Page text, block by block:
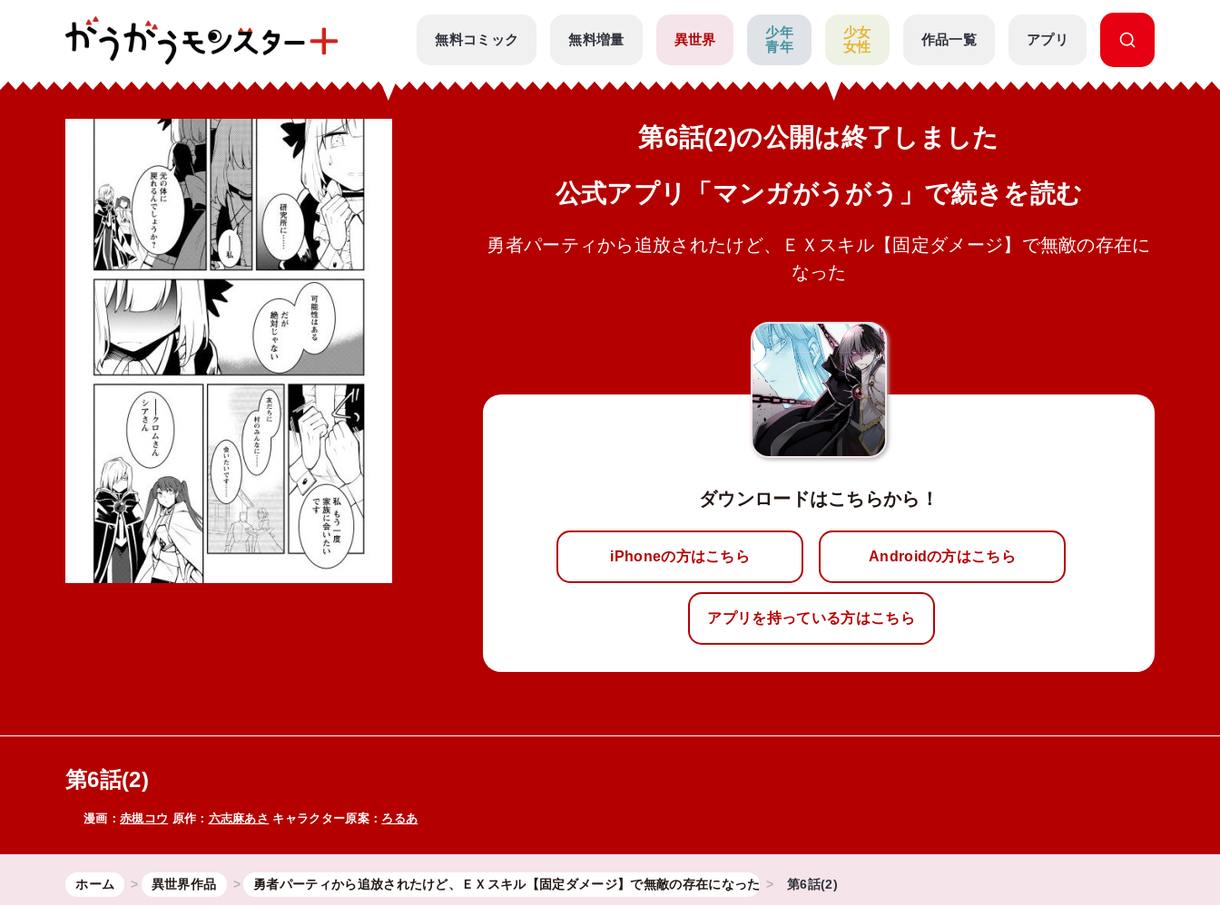
無料コミック 無料増量 異世界
少年
青年
少女
女性
作品一覧 アプリ
第6話(2)の公開は終了しました
公式アプリ「マンガがうがう」で続きを読む
勇者パーティから追放されたけど、ＥＸスキル【固定ダメージ】で無敵の存在に
なった
ダウンロードはこちらから！
iPhoneの方はこちら Androidの方はこちら
アプリを持っている方はこちら
第6話(2)
漫画： 赤槻コウ 原作： 六志麻あさ キャラクター原案： ろるあ
ホーム 異世界作品 勇者パーティから追放されたけど、ＥＸスキル【固定ダメージ】で無敵の存在になった 第6話(2)